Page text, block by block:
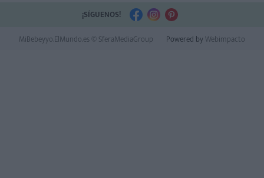
¡SÍGUENOS!
MiBebeyyo.ElMundo.es © SferaMediaGroup
Powered byWebimpacto